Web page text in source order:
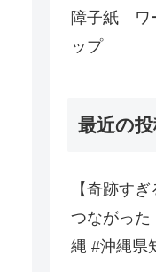
障子紙 ワ
ップ
最近の
【奇跡す
つながっ
縄 #沖縄県